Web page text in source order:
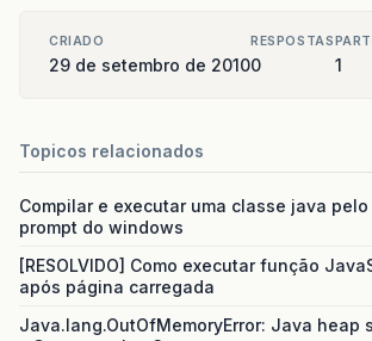
CRIADO
29 de setembro de 2010
RESPOSTAS
0 1
Topicos relacionados
Compilar e executar uma classe java pelo
prompt do windows
[RESOLVIDO] Como executar função
após página carregada
Java.lang.OutOfMemoryError: Java heap